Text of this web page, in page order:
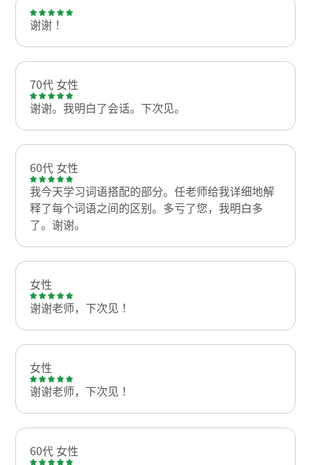
谢谢！
70代 女性
谢谢。我明白了会话。下次见。
60代 女性
我今天学习词语搭配的部分。任老师给我详细地解
释了每个词语之间的区别。多亏了您，我明白多
了。谢谢。
女性
谢谢老师，下次见！
女性
谢谢老师，下次见！
60代 女性